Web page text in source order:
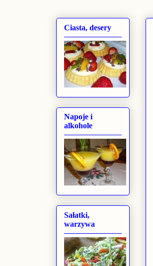
Ciasta, desery
Napoje i
alkohole
Sałatki,
warzywa